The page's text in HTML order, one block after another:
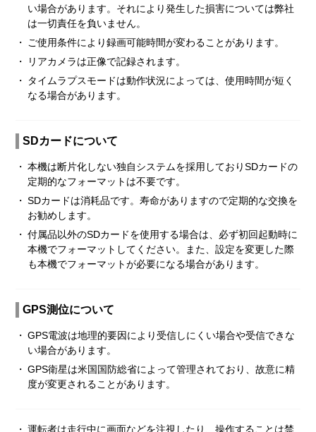
い場合があります。それにより発生した損害については弊社
は一切責任を負いません。
・
ご使用条件により録画可能時間が変わることがあります。
・
リアカメラは正像で記録されます。
・
タイムラプスモードは動作状況によっては、使用時間が短く
なる場合があります。
SDカードについて
・ 本機は断片化しない独自システムを採用しておりSDカードの
定期的なフォーマットは不要です。
・ SDカードは消耗品です。寿命がありますので定期的な交換を
お勧めします。
・ 付属品以外のSDカードを使用する場合は、必ず初回起動時に
本機でフォーマットしてください。また、設定を変更した際
も本機でフォーマットが必要になる場合があります。
GPS測位について
・ GPS電波は地理的要因により受信しにくい場合や受信できな
い場合があります。
・ GPS衛星は米国国防総省によって管理されており、故意に精
度が変更されることがあります。
・ 運転者は走行中に画面などを注視したり、操作することは禁